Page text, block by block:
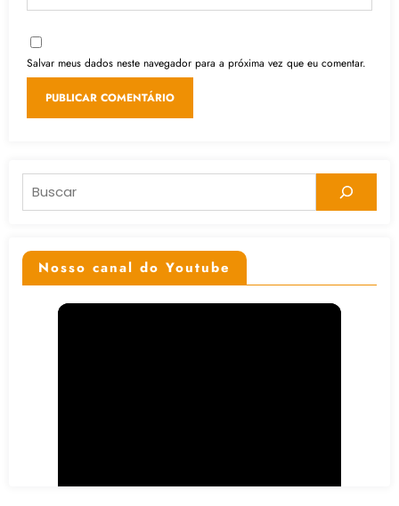
Salvar meus dados neste navegador para a próxima vez que eu comentar.
Pesquisar
Nosso canal do Youtube